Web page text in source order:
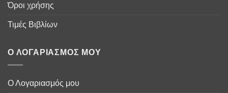
Όροι χρήσης
Τιμές Βιβλίων
Ο ΛΟΓΑΡΙΑΣΜΌΣ ΜΟΥ
Ο Λογαριασμός μου